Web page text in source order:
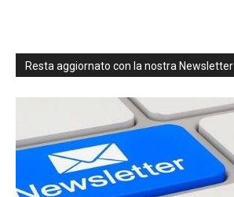
Resta aggiornato con la nostra Newsletter